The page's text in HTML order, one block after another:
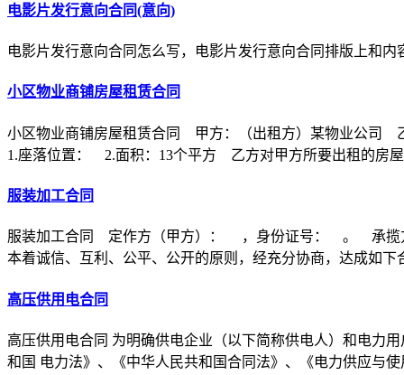
电影片发行意向合同(意向)
电影片发行意向合同怎么写，电影片发行意向合同排版上和
小区物业商铺房屋租赁合同
小区物业商铺房屋租赁合同 甲方：（出租方）某物业公司
1.座落位置： 2.面积：13个平方 乙方对甲方所要出租的房
服装加工合同
服装加工合同 定作方（甲方）： ，身份证号： 。 承揽
本着诚信、互利、公平、公开的原则，经充分协商，达成如下
高压供用电合同
高压供用电合同 为明确供电企业（以下简称供电人）和电力
和国 电力法》、《中华人民共和国合同法》、《电力供应与